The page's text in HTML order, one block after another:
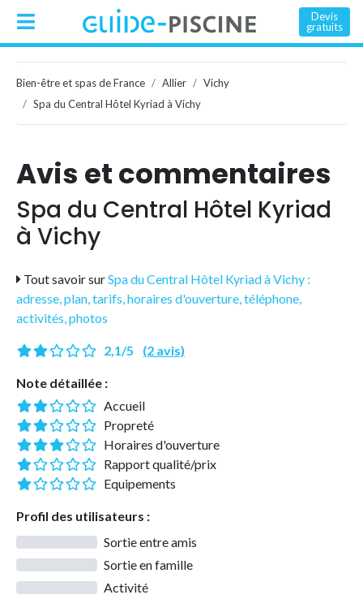
Devis
gratuits
Bien-être et spas de France Allier
Vichy
Spa du Central Hôtel Kyriad à Vichy
Avis et commentaires
Spa du Central Hôtel Kyriad
à Vichy
Tout savoir surSpa du Central Hôtel Kyriad à Vichy :
adresse, plan, tarifs, horaires d'ouverture, téléphone,
activités, photos
2,1/5 (2 avis)
Note détaillée :
Accueil
Propreté
Horaires d'ouverture
Rapport qualité/prix
Equipements
Profil des utilisateurs :
Sortie entre amis
Sortie en famille
Activité